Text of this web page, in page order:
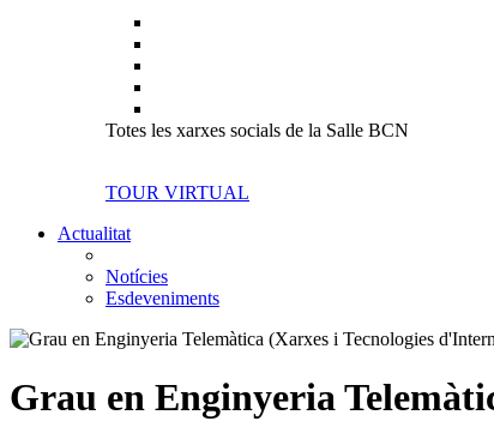
Totes les xarxes socials de la Salle BCN
TOUR VIRTUAL
Actualitat
Notícies
Esdeveniments
Grau en Enginyeria